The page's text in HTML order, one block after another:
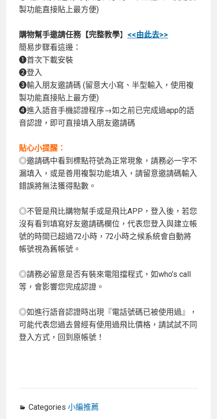
製功能直接貼上最方便)
購物幫手邀請任務【完整教學】 <<由此去>>
簡易步驟看這邊：
❶首次下載安裝
❷登入
❸輸入朋友邀請碼 (留意大小寫、半型輸入，使用複
製功能直接貼上最方便)
❹進入語音手機認證程序→如之前已完成過app的語
音認證，即可直接填入朋友邀請碼
貼心小提醒：
◎邀請碼中看到標點符號為正常現象，請務必一字不
漏填入，或是善用複製功能填入，請留意邀請碼輸入
錯誤將無法獲得點數。
◎不管是飛比購物幫手或是飛比APP，登入後，若您
沒有看到填寫好友邀請碼欄位，代表您登入與建立帳
號的時間已超過72小時，72小時之候系統會自動將
帳號視為舊帳號。
◎請務必留意是否有裝來電阻擋程式，如who’s call
等，會影響您完成認證。
◎如進行語音認證時出現『電話號碼已被使用過』，
可能代表您過去曾經有使用過飛比價格，請試試不同
登入方式，回到原帳號！
Categories 小編推薦